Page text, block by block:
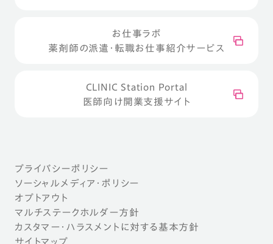
お仕事ラボ
薬剤師の派遣・転職お仕事紹介サービス
CLINIC Station Portal
医師向け開業支援サイト
プライバシーポリシー
ソーシャルメディア・ポリシー
オプトアウト
マルチステークホルダー方針
カスタマー・ハラスメントに対する基本方針
サイトマップ